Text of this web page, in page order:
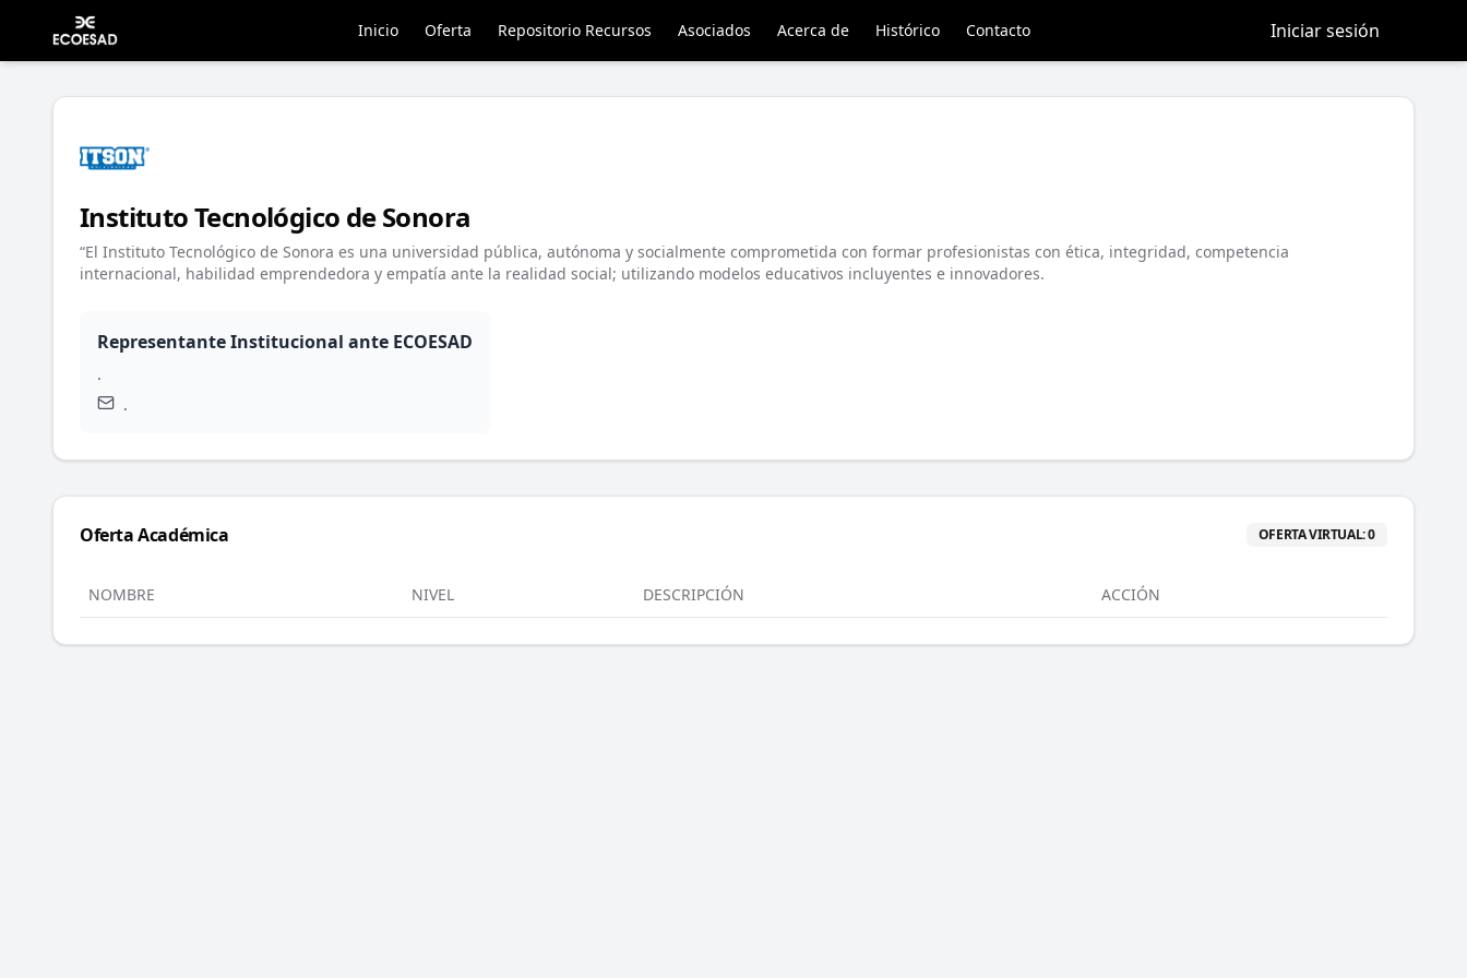
Inicio Oferta Repositorio Recursos Asociados Acerca de Histórico Contacto Iniciar sesión
Instituto Tecnológico de Sonora
“El Instituto Tecnológico de Sonora es una universidad pública, autónoma y socialmente comprometida con formar profesionistas con ética, integridad, competencia
internacional, habilidad emprendedora y empatía ante la realidad social; utilizando modelos educativos incluyentes e innovadores.
Representante Institucional ante ECOESAD
.
.
Oferta Académica OFERTA VIRTUAL:0
NOMBRE NIVEL DESCRIPCIÓN ACCIÓN